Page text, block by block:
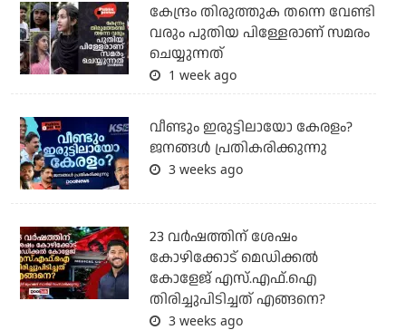
കേന്ദ്രം തിരുത്തുക തന്നെ വേണ്ടി
വരും പുതിയ പിള്ളേരാണ് സമരം
ചെയ്യുന്നത്
1 week ago
വീണ്ടും ഇരുട്ടിലായോ കേരളം?
ജനങ്ങൾ പ്രതികരിക്കുന്നു
3 weeks ago
23 വർഷത്തിന് ശേഷം
കോഴിക്കോട് മെഡിക്കൽ
കോളേജ് എസ്.എഫ്.ഐ
തിരിച്ചുപിടിച്ചത് എങ്ങനെ?
3 weeks ago